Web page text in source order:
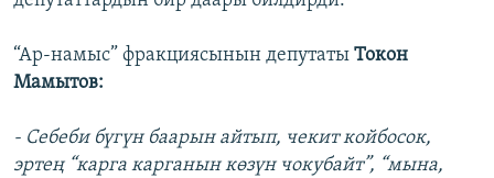
“Ар-намыс” фракциясынын депутаты Токон
Мамытов:
- Себеби бүгүн баарын айтып, чекит койбосок,
эртең “карга карганын көзүн чокубайт”, “мына,